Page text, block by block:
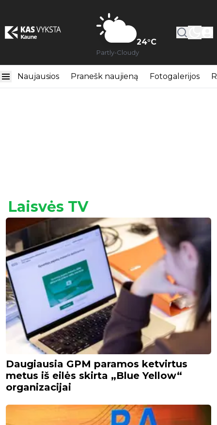
24°C
Partly-Cloudy
Naujausios Pranešk naujieną Fotogalerijos
Laisvės TV
Daugiausia GPM paramos ketvirtus
metus iš eilės skirta „Blue Yellow“
organizacijai